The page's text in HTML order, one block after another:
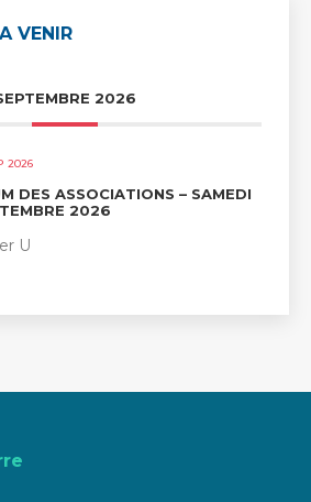
VENIR
2026
2026
DES ASSOCIATIONS – SAMEDI
2026
U